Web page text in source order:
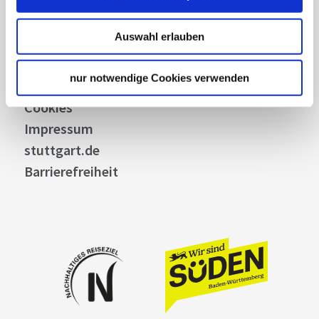
Auswahl erlauben
nur notwendige Cookies verwenden
Allgemeine Geschäftsbedingungen
Widerruf
Kontakt
Cookies
Impressum
stuttgart.de
Barrierefreiheit